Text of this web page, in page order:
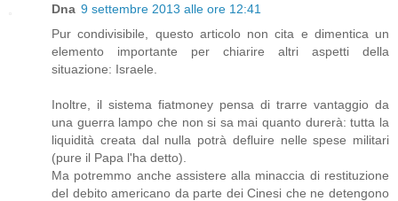
Dna 9 settembre 2013 alle ore 12:41
Pur condivisibile, questo articolo non cita e dimentica un
elemento importante per chiarire altri aspetti della
situazione: Israele.
Inoltre, il sistema fiatmoney pensa di trarre vantaggio da
una guerra lampo che non si sa mai quanto durerà: tutta la
liquidità creata dal nulla potrà defluire nelle spese militari
(pure il Papa l'ha detto).
Ma potremmo anche assistere alla minaccia di restituzione
del debito americano da parte dei Cinesi che ne detengono